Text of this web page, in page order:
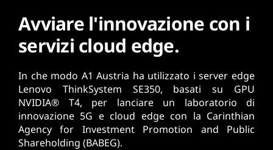
Avviare l'innovazione con i
servizi cloud edge.
In che modo A1 Austria ha utilizzato i server edge
Lenovo ThinkSystem SE350, basati su GPU
NVIDIA® T4, per lanciare un laboratorio di
innovazione 5G e cloud edge con la Carinthian
Agency for Investment Promotion and Public
Shareholding (BABEG).